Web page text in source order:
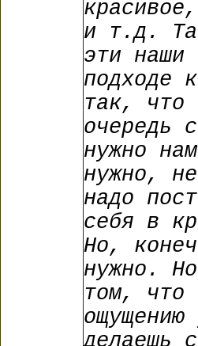
и т.д.
эти наши
подходе
так, что
очередь
нужно
нужно,
надо
себя в
Но,
нужно.
том, что
делаешь